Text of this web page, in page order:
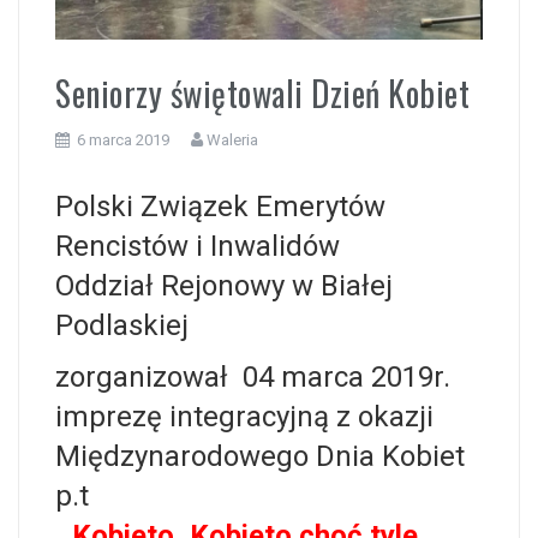
Seniorzy świętowali Dzień Kobiet
6 marca 2019 Waleria
Polski Związek Emerytów
Rencistów i Inwalidów
Oddział Rejonowy w Białej
Podlaskiej
zorganizował 04 marca 2019r.
imprezę integracyjną z okazji
Międzynarodowego Dnia Kobiet
p.t